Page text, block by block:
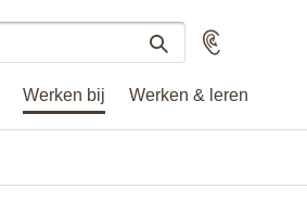
Werken bij Werken & leren
Voorlezen